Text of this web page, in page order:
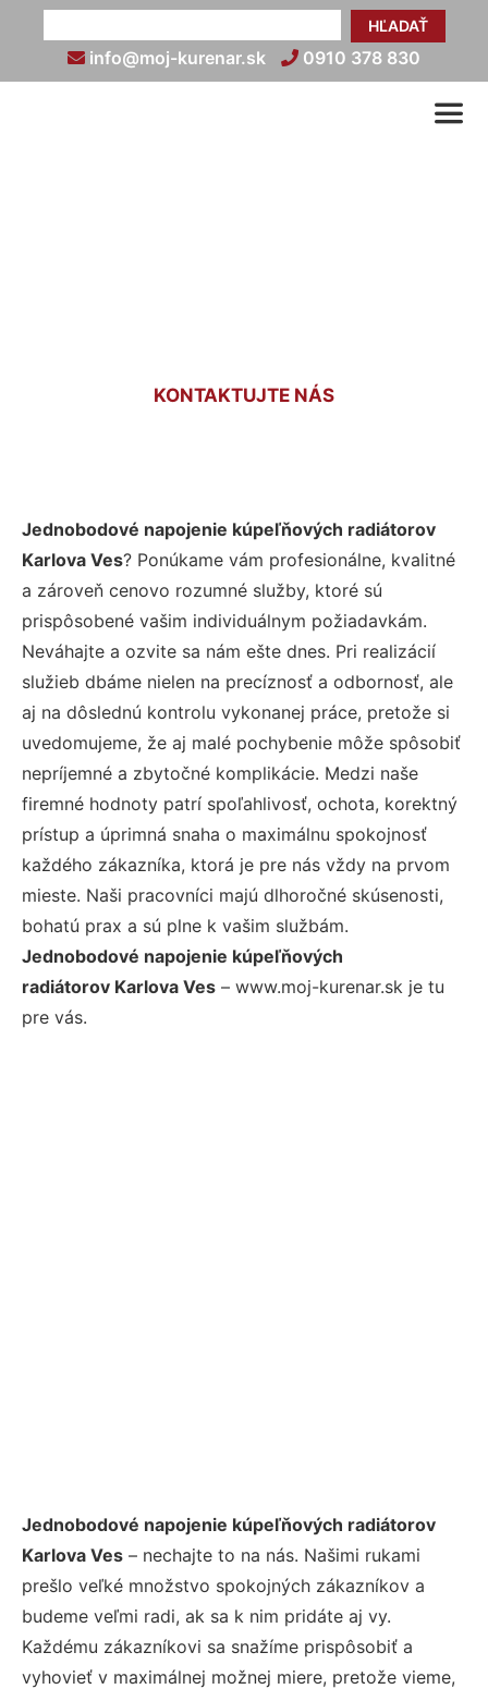
HĽADAŤ
info@moj-kurenar.sk 0910 378 830
KONTAKTUJTE NÁS
Jednobodové napojenie kúpeľňových radiátorov
Karlova Ves? Ponúkame vám profesionálne, kvalitné
a zároveň cenovo rozumné služby, ktoré sú
prispôsobené vašim individuálnym požiadavkám.
Neváhajte a ozvite sa nám ešte dnes. Pri realizácií
služieb dbáme nielen na precíznosť a odbornosť, ale
aj na dôslednú kontrolu vykonanej práce, pretože si
uvedomujeme, že aj malé pochybenie môže spôsobiť
nepríjemné a zbytočné komplikácie. Medzi naše
firemné hodnoty patrí spoľahlivosť, ochota, korektný
prístup a úprimná snaha o maximálnu spokojnosť
každého zákazníka, ktorá je pre nás vždy na prvom
mieste. Naši pracovníci majú dlhoročné skúsenosti,
bohatú prax a sú plne k vašim službám.
Jednobodové napojenie kúpeľňových
radiátorov Karlova Ves – www.moj-kurenar.sk je tu
pre vás.
Jednobodové napojenie kúpeľňových radiátorov
Karlova Ves – nechajte to na nás. Našimi rukami
prešlo veľké množstvo spokojných zákazníkov a
budeme veľmi radi, ak sa k nim pridáte aj vy.
Každému zákazníkovi sa snažíme prispôsobiť a
vyhovieť v maximálnej možnej miere, pretože vieme,